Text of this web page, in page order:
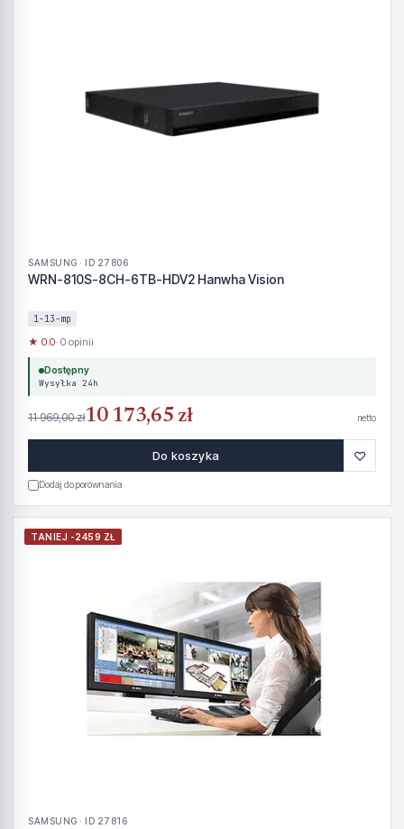
SAMSUNG · ID 27806
WRN-810S-8CH-6TB-HDV2 Hanwha Vision
1-13-mp
★ 0.0· 0 opinii
Dostępny
Wysyłka 24h
11 969,00 zł10 173,65 zł netto
Do koszyka ♡
Dodaj do porównania
TANIEJ -2459 ZŁ
SAMSUNG · ID 27816